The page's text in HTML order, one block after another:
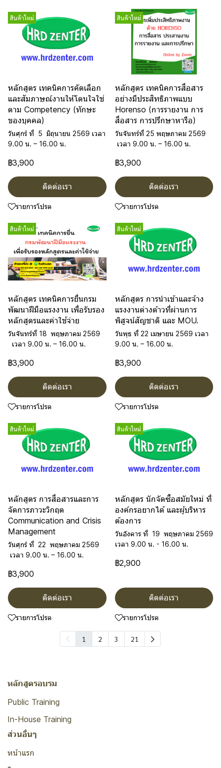
สินค้าใหม่
หลักสูตร เทคนิคการคัดเลือก
และสัมภาษณ์งานให้โดนใจใช่
ตาม Competency (ทักษะ
ของบุคคล)
วันศุกร์ ที่ 5 มิถุนายน 2569 เวลา
9.00 น. – 16.00 น.
฿3,900
ติดต่อเรา
รายการโปรด
สินค้าใหม่
หลักสูตร เทคนิคการสื่อสาร
อย่างมีประสิทธิภาพแบบ
Horenso (การรายงาน การ
สื่อสาร การปรึกษาหารือ)
วันจันทร์ที่ 25 พฤษภาคม 2569
เวลา 9.00 น. – 16.00 น.
฿3,900
ติดต่อเรา
รายการโปรด
สินค้าใหม่
หลักสูตร เทคนิคการยื่นกรม
พัฒนาฝีมือแรงงาน เพื่อรับรอง
หลักสูตรและค่าใช้จ่าย
วันจันทร์ที่ 18 พฤษภาคม 2569
เวลา 9.00 น. – 16.00 น.
฿3,900
ติดต่อเรา
รายการโปรด
สินค้าใหม่
หลักสูตร การนำเข้าและจ้าง
แรงงานต่างด้าวที่ผ่านการ
พิสูจน์สัญชาติ และ MOU.
วันพุธ ที่ 22 เมษายน 2569 เวลา
9.00 น. – 16.00 น.
฿3,900
ติดต่อเรา
รายการโปรด
สินค้าใหม่
หลักสูตร การสื่อสารและการ
จัดการภาวะวิกฤต
Communication and Crisis
Management
วันศุกร์ ที่ 22 พฤษภาคม 2569
เวลา 9.00 น. – 16.00 น.
฿3,900
ติดต่อเรา
รายการโปรด
สินค้าใหม่
หลักสูตร นักจัดซื้อสมัยใหม่ ที่
องค์กรอยากได้ และผู้บริหาร
ต้องการ
วันอังคาร ที่ 19 พฤษภาคม 2569
เวลา 9.00 น. - 16.00 น.
฿2,900
ติดต่อเรา
รายการโปรด
1 2 3 21
หลักสูตรอบรม
Public Training
In-House Training
ส่วนอื่นๆ
หน้าแรก